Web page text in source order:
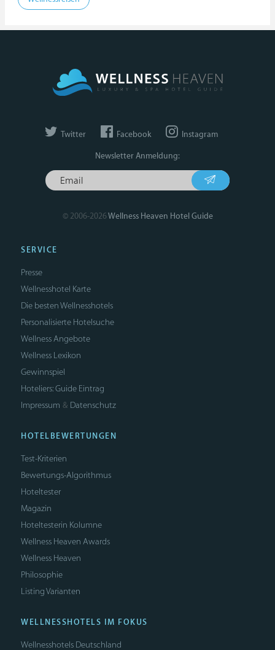
Twitter Facebook Instagram
Newsletter Anmeldung:
© 2006-2026Wellness Heaven Hotel Guide
SERVICE
Presse
Wellnesshotel Karte
Die besten Wellnesshotels
Personalisierte Hotelsuche
Wellness Angebote
Wellness Lexikon
Gewinnspiel
Hoteliers: Guide Eintrag
Impressum & Datenschutz
HOTELBEWERTUNGEN
Test-Kriterien
Bewertungs-Algorithmus
Hoteltester
Magazin
Hoteltesterin Kolumne
Wellness Heaven Awards
Wellness Heaven
Philosophie
Listing Varianten
WELLNESSHOTELS IM FOKUS
Wellnesshotels Deutschland